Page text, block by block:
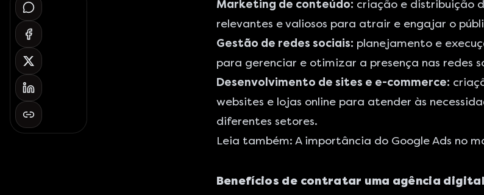
Marketing de conteúdo: criação e distribuição
relevantes e valiosos para atrair e engajar o
Gestão de redes sociais: planejamento e
para gerenciar e otimizar a presença nas redes
Desenvolvimento de sites e e-commerce:
websites e lojas onlinepara atender às
diferentes setores.
Leia também: A importância do Google Ads no
Benefícios de contratar uma agência